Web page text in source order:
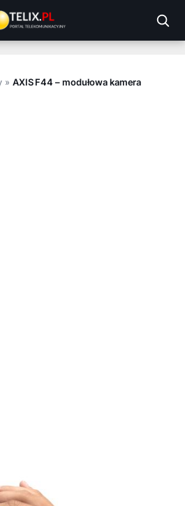
» AXIS F44 – modułowa kamera